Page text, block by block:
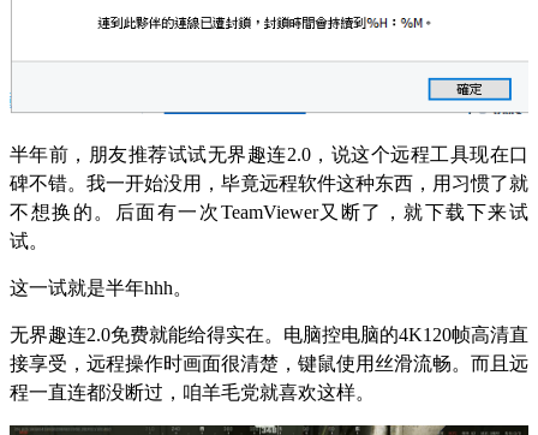
半年前，朋友推荐试试无界趣连2.0，说这个远程工具现在口
碑不错。我一开始没用，毕竟远程软件这种东西，用习惯了就
不想换的。后面有一次TeamViewer又断了，就下载下来试
试。
这一试就是半年hhh。
无界趣连2.0免费就能给得实在。电脑控电脑的4K120帧高清直
接享受，远程操作时画面很清楚，键鼠使用丝滑流畅。而且远
程一直连都没断过，咱羊毛党就喜欢这样。